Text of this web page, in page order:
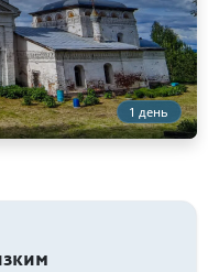
1 день